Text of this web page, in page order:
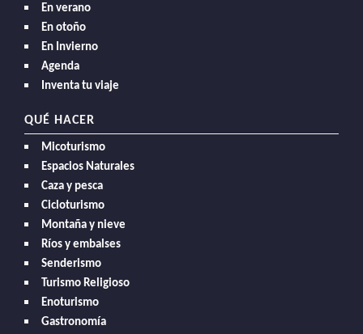
En verano
En otoño
En Invierno
Agenda
Inventa tu viaje
QUÉ HACER
Micoturismo
Espacios Naturales
Caza y pesca
Cicloturismo
Montaña y nieve
Ríos y embalses
Senderismo
Turismo Religioso
Enoturismo
Gastronomía